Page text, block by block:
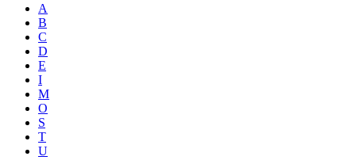
A
B
C
D
E
I
M
O
S
T
U